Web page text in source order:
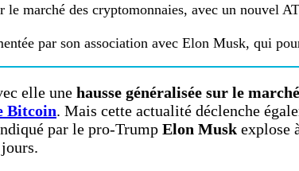
le marché des cryptomonnaies, avec un nouvel
par son association avec Elon Musk, qui
elle une hausse généralisée sur le
Bitcoin. Mais cette actualité déclenche
par le pro-Trump Elon Musk explose